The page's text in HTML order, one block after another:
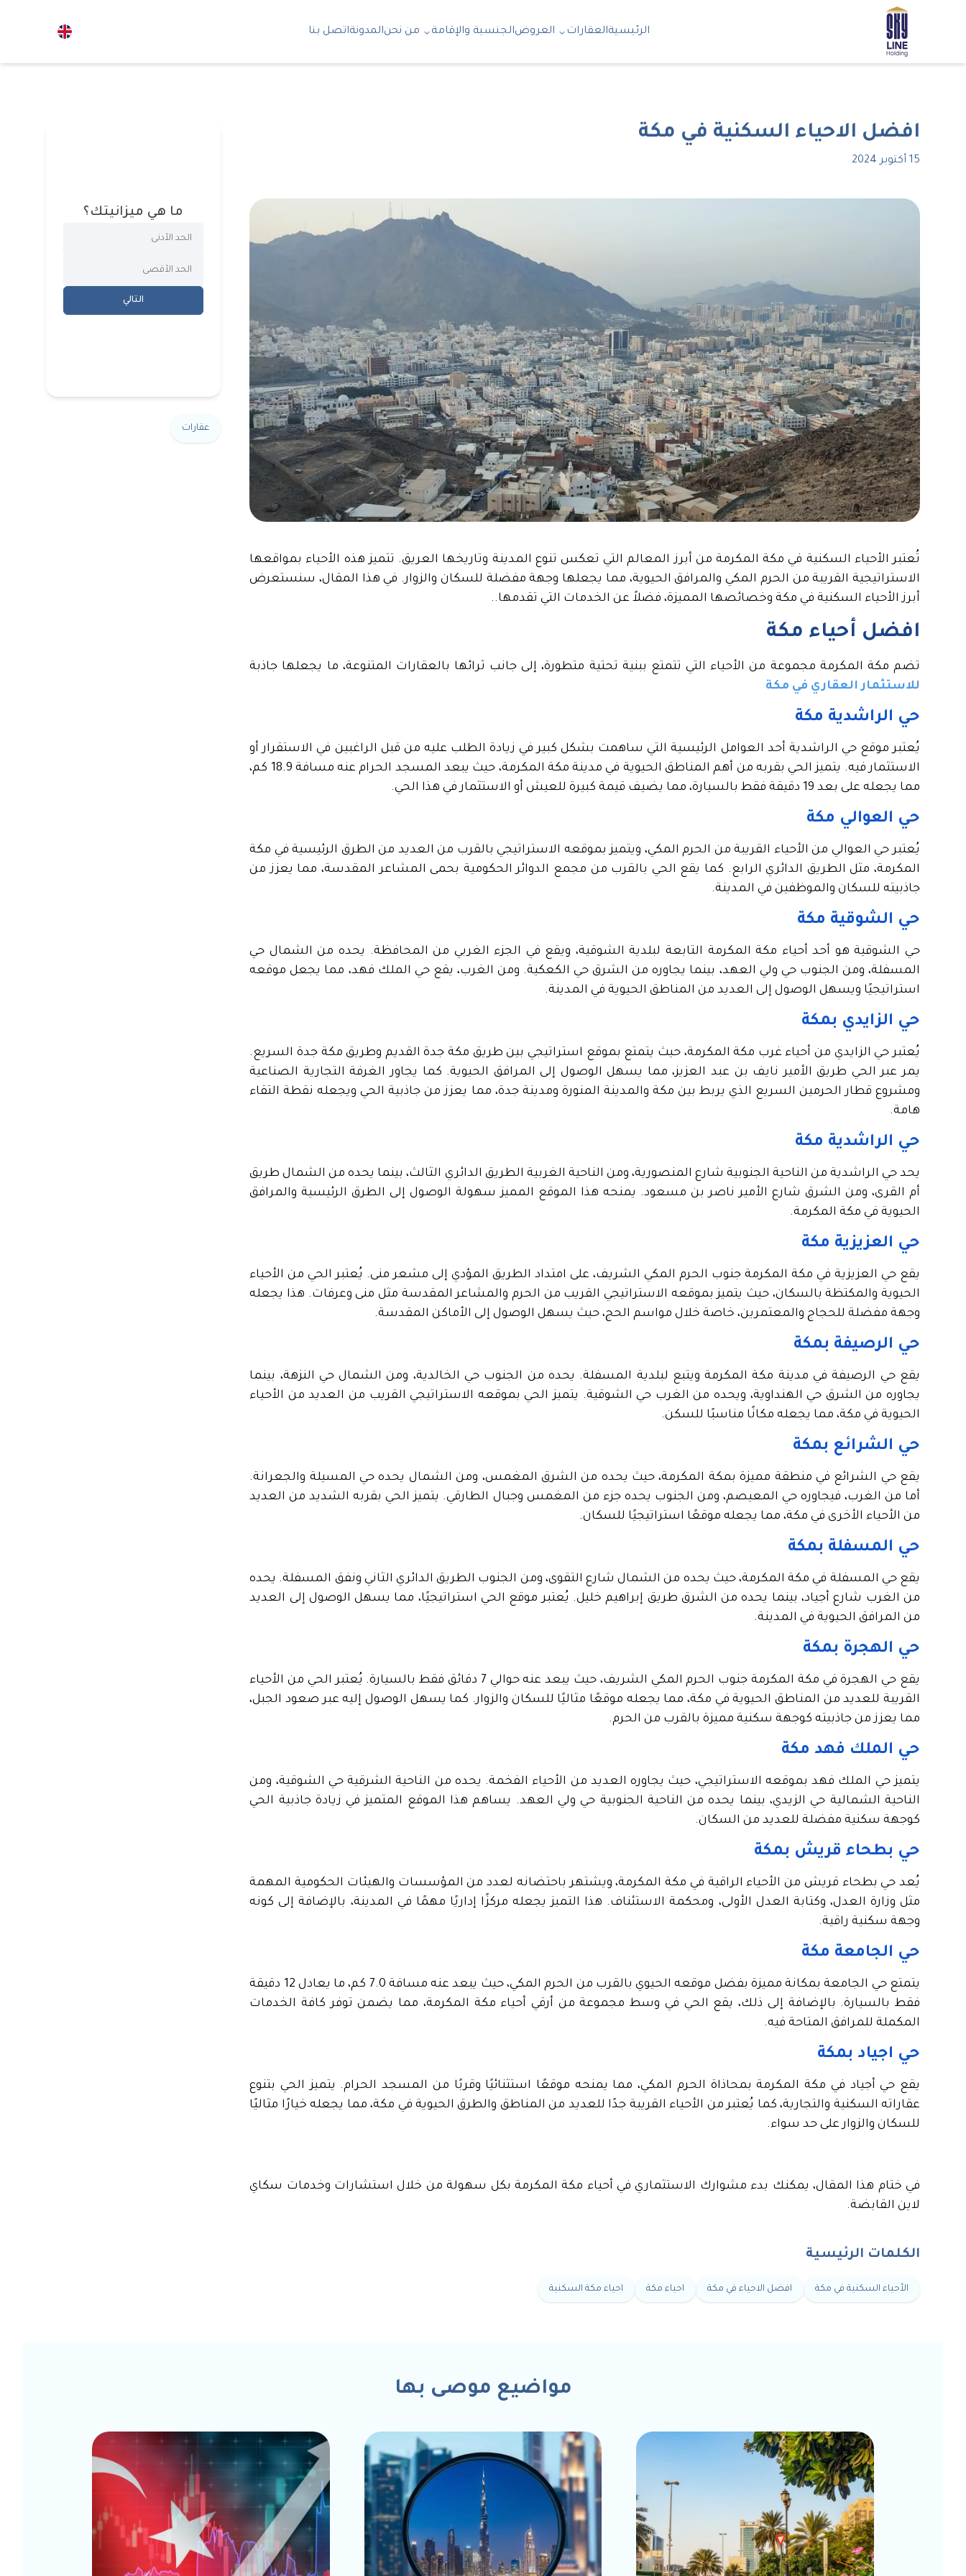
الرئيسيةالعقارات العروضالجنسية والإقامة من نحنالمدونةاتصل بنا
افضل الاحياء السكنية في مكة
15 أكتوبر 2024
تُعتبر الأحياء السكنية في مكة المكرمة من أبرز المعالم التي تعكس تنوع المدينة وتاريخها العريق. تتميز هذه الأحياء بمواقعها
الاستراتيجية القريبة من الحرم المكي والمرافق الحيوية، مما يجعلها وجهة مفضلة للسكان والزوار. في هذا المقال، سنستعرض
أبرز الأحياء السكنية في مكة وخصائصها المميزة، فضلاً عن الخدمات التي تقدمها..
افضل أحياء مكة
تضم مكة المكرمة مجموعة من الأحياء التي تتمتع ببنية تحتية متطورة، إلى جانب ثرائها بالعقارات المتنوعة، ما يجعلها جاذبة
للاستثمار العقاري في مكة
حي الراشدية مكة
يُعتبر موقع حي الراشدية أحد العوامل الرئيسية التي ساهمت بشكل كبير في زيادة الطلب عليه من قبل الراغبين في الاستقرار أو
الاستثمار فيه. يتميز الحي بقربه من أهم المناطق الحيوية في مدينة مكة المكرمة، حيث يبعد المسجد الحرام عنه مسافة 18.9 كم،
مما يجعله على بعد 19 دقيقة فقط بالسيارة، مما يضيف قيمة كبيرة للعيش أو الاستثمار في هذا الحي.
حي العوالي مكة
يُعتبر حي العوالي من الأحياء القريبة من الحرم المكي، ويتميز بموقعه الاستراتيجي بالقرب من العديد من الطرق الرئيسية في مكة
المكرمة، مثل الطريق الدائري الرابع. كما يقع الحي بالقرب من مجمع الدوائر الحكومية بحمى المشاعر المقدسة، مما يعزز من
جاذبيته للسكان والموظفين في المدينة.
حي الشوقية مكة
حي الشوقية هو أحد أحياء مكة المكرمة التابعة لبلدية الشوقية، ويقع في الجزء الغربي من المحافظة. يحده من الشمال حي
المسفلة، ومن الجنوب حي ولي العهد، بينما يجاوره من الشرق حي الكعكية. ومن الغرب، يقع حي الملك فهد، مما يجعل موقعه
استراتيجيًا ويسهل الوصول إلى العديد من المناطق الحيوية في المدينة.
حي الزايدي بمكة
يُعتبر حي الزايدي من أحياء غرب مكة المكرمة، حيث يتمتع بموقع استراتيجي بين طريق مكة جدة القديم وطريق مكة جدة السريع.
يمر عبر الحي طريق الأمير نايف بن عبد العزيز، مما يسهل الوصول إلى المرافق الحيوية. كما يجاور الغرفة التجارية الصناعية
ومشروع قطار الحرمين السريع الذي يربط بين مكة والمدينة المنورة ومدينة جدة، مما يعزز من جاذبية الحي ويجعله نقطة التقاء
هامة.
حي الراشدية مكة
يحد حي الراشدية من الناحية الجنوبية شارع المنصورية، ومن الناحية الغربية الطريق الدائري الثالث، بينما يحده من الشمال طريق
أم القرى، ومن الشرق شارع الأمير ناصر بن مسعود. يمنحه هذا الموقع المميز سهولة الوصول إلى الطرق الرئيسية والمرافق
الحيوية في مكة المكرمة.
حي العزيزية مكة
يقع حي العزيزية في مكة المكرمة جنوب الحرم المكي الشريف، على امتداد الطريق المؤدي إلى مشعر منى. يُعتبر الحي من الأحياء
الحيوية والمكتظة بالسكان، حيث يتميز بموقعه الاستراتيجي القريب من الحرم والمشاعر المقدسة مثل منى وعرفات. هذا يجعله
وجهة مفضلة للحجاج والمعتمرين، خاصة خلال مواسم الحج، حيث يسهل الوصول إلى الأماكن المقدسة.
حي الرصيفة بمكة
يقع حي الرصيفة في مدينة مكة المكرمة ويتبع لبلدية المسفلة. يحده من الجنوب حي الخالدية، ومن الشمال حي النزهة، بينما
يجاوره من الشرق حي الهنداوية، ويحده من الغرب حي الشوقية. يتميز الحي بموقعه الاستراتيجي القريب من العديد من الأحياء
الحيوية في مكة، مما يجعله مكانًا مناسبًا للسكن.
حي الشرائع بمكة
يقع حي الشرائع في منطقة مميزة بمكة المكرمة، حيث يحده من الشرق المغمس، ومن الشمال يحده حي المسيلة والجعرانة.
أما من الغرب، فيجاوره حي المعيصم، ومن الجنوب يحده جزء من المغمس وجبال الطارقي. يتميز الحي بقربه الشديد من العديد
من الأحياء الأخرى في مكة، مما يجعله موقعًا استراتيجيًا للسكان.
حي المسفلة بمكة
يقع حي المسفلة في مكة المكرمة، حيث يحده من الشمال شارع التقوى، ومن الجنوب الطريق الدائري الثاني ونفق المسفلة. يحده
من الغرب شارع أجياد، بينما يحده من الشرق طريق إبراهيم خليل. يُعتبر موقع الحي استراتيجيًا، مما يسهل الوصول إلى العديد
من المرافق الحيوية في المدينة.
حي الهجرة بمكة
يقع حي الهجرة في مكة المكرمة جنوب الحرم المكي الشريف، حيث يبعد عنه حوالي 7 دقائق فقط بالسيارة. يُعتبر الحي من الأحياء
القريبة للعديد من المناطق الحيوية في مكة، مما يجعله موقعًا مثاليًا للسكان والزوار. كما يسهل الوصول إليه عبر صعود الجبل،
مما يعزز من جاذبيته كوجهة سكنية مميزة بالقرب من الحرم.
حي الملك فهد مكة
يتميز حي الملك فهد بموقعه الاستراتيجي، حيث يجاوره العديد من الأحياء الفخمة. يحده من الناحية الشرقية حي الشوقية، ومن
الناحية الشمالية حي الزيدي، بينما يحده من الناحية الجنوبية حي ولي العهد. يساهم هذا الموقع المتميز في زيادة جاذبية الحي
كوجهة سكنية مفضلة للعديد من السكان.
حي بطحاء قريش بمكة
يُعد حي بطحاء قريش من الأحياء الراقية في مكة المكرمة، ويشتهر باحتضانه لعدد من المؤسسات والهيئات الحكومية المهمة
مثل وزارة العدل، وكتابة العدل الأولى، ومحكمة الاستئناف. هذا التميز يجعله مركزًا إداريًا مهمًا في المدينة، بالإضافة إلى كونه
وجهة سكنية راقية.
حي الجامعة مكة
يتمتع حي الجامعة بمكانة مميزة بفضل موقعه الحيوي بالقرب من الحرم المكي، حيث يبعد عنه مسافة 7.0 كم، ما يعادل 12 دقيقة
فقط بالسيارة. بالإضافة إلى ذلك، يقع الحي في وسط مجموعة من أرقي أحياء مكة المكرمة، مما يضمن توفر كافة الخدمات
المكملة للمرافق المتاحة فيه.
حي اجياد بمكة
يقع حي أجياد في مكة المكرمة بمحاذاة الحرم المكي، مما يمنحه موقعًا استثنائيًا وقربًا من المسجد الحرام. يتميز الحي بتنوع
عقاراته السكنية والتجارية، كما يُعتبر من الأحياء القريبة جدًا للعديد من المناطق والطرق الحيوية في مكة، مما يجعله خيارًا مثاليًا
للسكان والزوار على حد سواء.
في ختام هذا المقال، يمكنك بدء مشوارك الاستثماري في أحياء مكة المكرمة بكل سهولة من خلال استشارات وخدمات سكاي
لاين القابضة.
الكلمات الرئيسية
الأحياء السكنية في مكة افضل الاحياء في مكة احياء مكة احياء مكة السكنية
ما هي ميزانيتك؟
التالي
عقارات
مواضيع موصى بها